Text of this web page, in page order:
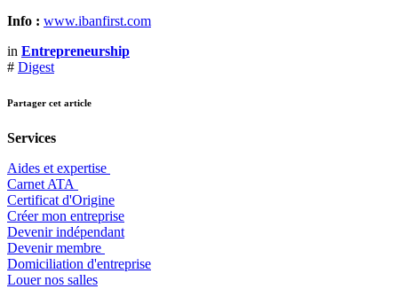
Info : www.ibanfirst.com
in Entrepreneurship
# Digest
Partager cet article
Services
Aides et expertise
​Carnet ATA
Certificat d'Origine
Créer mon entreprise
Devenir indépendant
Devenir membre
​Domiciliation d'entreprise
Louer nos salles